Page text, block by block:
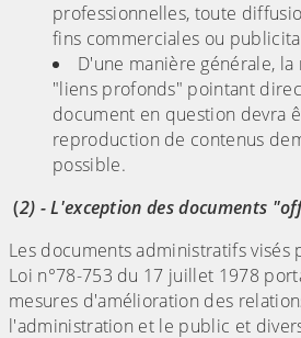
professionnelles, toute
fins commerciales ou
D'une manière générale,
"liens profonds" pointant
document en question devra
reproduction de contenus
possible.
(2) - L'exception des documents
Les documents administratifs
Loi n°78-753 du 17 juillet 1978
mesures d'amélioration des
l'administration et le public et